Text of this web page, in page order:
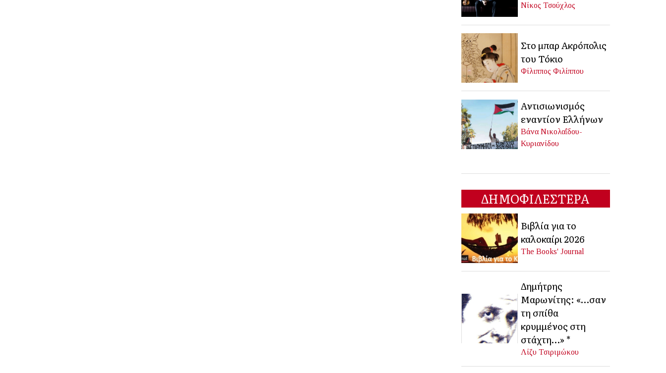
Νίκος Τσούχλος
Στο μπαρ Ακρόπολις
του Τόκιο
Φίλιππος Φιλίππου
Αντισιωνισμός
εναντίον Ελλήνων
Βάνα Νικολαΐδου-
Κυριανίδου
ΔΗΜΟΦΙΛΕΣΤΕΡΑ
Βιβλία για το
καλοκαίρι 2026
The Books' Journal
Δημήτρης
Μαρωνίτης: «…σαν
τη σπίθα
κρυμμένος στη
στάχτη…» *
Λίζυ Τσιριμώκου